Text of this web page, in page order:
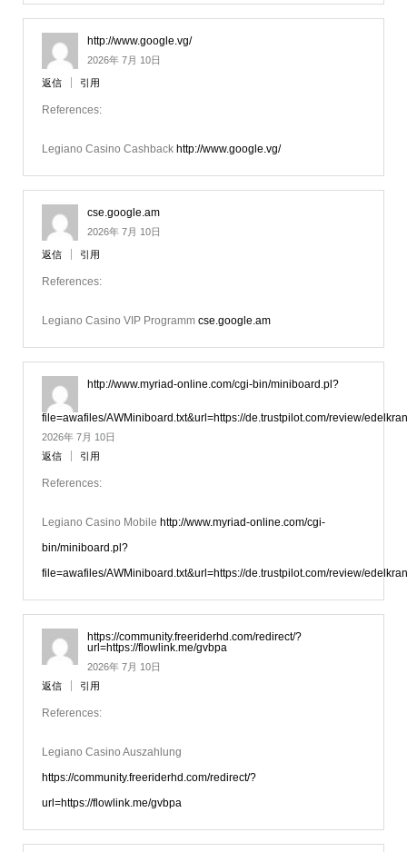
http://www.google.vg/
2026年 7月 10日
返信 引用
References:
Legiano Casino Cashback http://www.google.vg/
cse.google.am
2026年 7月 10日
返信 引用
References:
Legiano Casino VIP Programm cse.google.am
http://www.myriad-online.com/cgi-bin/miniboard.pl?
file=awafiles/AWMiniboard.txt&url=https://de.trustpilot.com/review/
2026年 7月 10日
返信
引用
References:
Legiano Casino Mobile http://www.myriad-online.com/cgi-
bin/miniboard.pl?
file=awafiles/AWMiniboard.txt&url=https://de.trustpilot.com/review/
https://community.freeriderhd.com/redirect/?
url=https://flowlink.me/gvbpa
2026年 7月 10日
返信
引用
References:
Legiano Casino Auszahlung
https://community.freeriderhd.com/redirect/?
url=https://flowlink.me/gvbpa